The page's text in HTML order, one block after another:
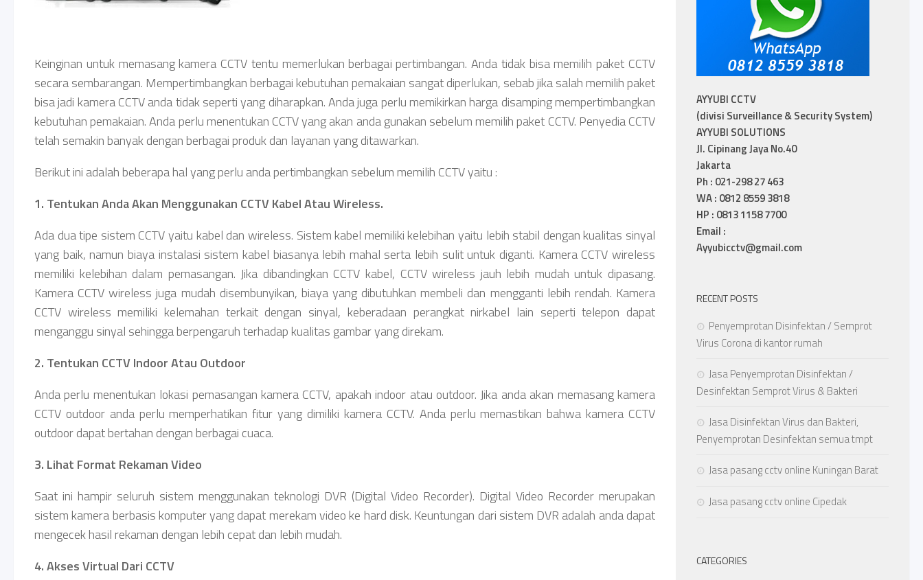
Keinginan untuk memasang kamera CCTV tentu memerlukan berbagai pertimbangan. Anda tidak bisa memilih paket CCTV
secara sembarangan. Mempertimbangkan berbagai kebutuhan pemakaian sangat diperlukan, sebab jika salah memilih paket
bisa jadi kamera CCTV anda tidak seperti yang diharapkan. Anda juga perlu memikirkan harga disamping mempertimbangkan
kebutuhan pemakaian. Anda perlu menentukan CCTV yang akan anda gunakan sebelum memilih paket CCTV. Penyedia CCTV
telah semakin banyak dengan berbagai produk dan layanan yang ditawarkan.
Berikut ini adalah beberapa hal yang perlu anda pertimbangkan sebelum memilih CCTV yaitu :
1. Tentukan Anda Akan Menggunakan CCTV Kabel Atau Wireless.
Ada dua tipe sistem CCTV yaitu kabel dan wireless. Sistem kabel memiliki kelebihan yaitu lebih stabil dengan kualitas sinyal
yang baik, namun biaya instalasi sistem kabel biasanya lebih mahal serta lebih sulit untuk diganti. Kamera CCTV wireless
memiliki kelebihan dalam pemasangan. Jika dibandingkan CCTV kabel, CCTV wireless jauh lebih mudah untuk dipasang.
Kamera CCTV wireless juga mudah disembunyikan, biaya yang dibutuhkan membeli dan mengganti lebih rendah. Kamera
CCTV wireless memiliki kelemahan terkait dengan sinyal, keberadaan perangkat nirkabel lain seperti telepon dapat
menganggu sinyal sehingga berpengaruh terhadap kualitas gambar yang direkam.
2. Tentukan CCTV Indoor Atau Outdoor
Anda perlu menentukan lokasi pemasangan kamera CCTV, apakah indoor atau outdoor. Jika anda akan memasang kamera
CCTV outdoor anda perlu memperhatikan fitur yang dimiliki kamera CCTV. Anda perlu memastikan bahwa kamera CCTV
outdoor dapat bertahan dengan berbagai cuaca.
3. Lihat Format Rekaman Video
Saat ini hampir seluruh sistem menggunakan teknologi DVR (Digital Video Recorder). Digital Video Recorder merupakan
sistem kamera berbasis komputer yang dapat merekam video ke hard disk. Keuntungan dari sistem DVR adalah anda dapat
mengecek hasil rekaman dengan lebih cepat dan lebih mudah.
4. Akses Virtual Dari CCTV
AYYUBI CCTV
(divisi Surveillance & Security System)
AYYUBI SOLUTIONS
Jl. Cipinang Jaya No.40
Jakarta
Ph : 021-298 27 463
WA : 0812 8559 3818
HP : 0813 1158 7700
Email :
Ayyubicctv@gmail.com
RECENT POSTS
Penyemprotan Disinfektan / Semprot
Virus Corona di kantor rumah
Jasa Penyemprotan Disinfektan /
Desinfektan Semprot Virus & Bakteri
Jasa Disinfektan Virus dan Bakteri,
Penyemprotan Desinfektan semua tmpt
Jasa pasang cctv online Kuningan Barat
Jasa pasang cctv online Cipedak
CATEGORIES